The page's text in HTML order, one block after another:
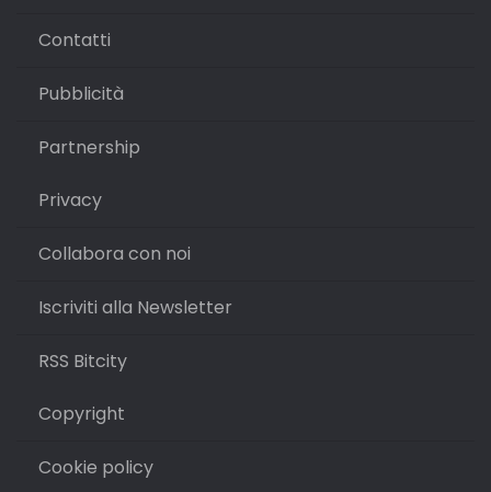
Contatti
Pubblicità
Partnership
Privacy
Collabora con noi
Iscriviti alla Newsletter
RSS Bitcity
Copyright
Cookie policy